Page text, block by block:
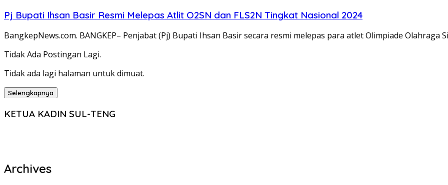
Pj Bupati Ihsan Basir Resmi Melepas Atlit O2SN dan FLS2N Tingkat Nasional 2024
BangkepNews.com. BANGKEP– Penjabat (Pj) Bupati Ihsan Basir secara resmi melepas para atlet Olimpiade Olahraga
Tidak Ada Postingan Lagi.
Tidak ada lagi halaman untuk dimuat.
Selengkapnya
KETUA KADIN SUL-TENG
Archives